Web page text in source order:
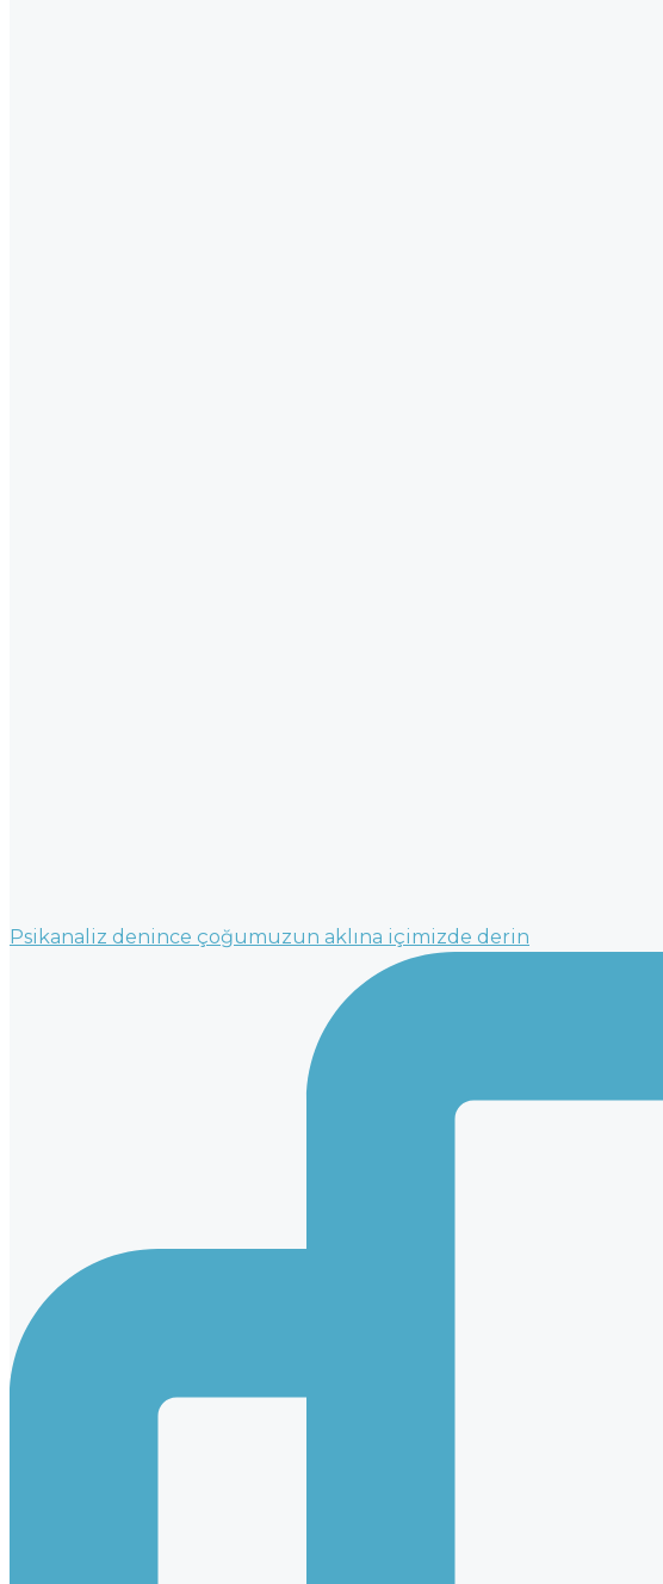
Psikanaliz denince çoğumuzun aklına içimizde derin